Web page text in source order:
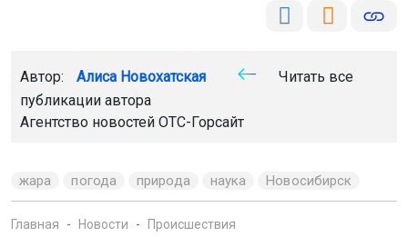
Автор: Алиса Новохатская
Читать все
публикации автора
Агентство новостей ОТС-Горсайт
жара погода природа наука Новосибирск
Главная Новости Происшествия